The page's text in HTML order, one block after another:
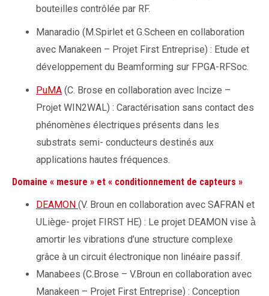
bouteilles contrôlée par RF.
Manaradio (M.Spirlet et G.Scheen en collaboration
avec Manakeen – Projet First Entreprise) : Etude et
développement du Beamforming sur FPGA-RFSoc.
PuMA (C. Brose en collaboration avec Incize –
Projet WIN2WAL) : Caractérisation sans contact des
phénomènes électriques présents dans les
substrats semi- conducteurs destinés aux
applications hautes fréquences.
Domaine « mesure » et « conditionnement de capteurs »
DEAMON (V. Broun en collaboration avec SAFRAN et
ULiège- projet FIRST HE) : Le projet DEAMON vise à̀
amortir les vibrations d’une structure complexe
grâce à un circuit électronique non linéaire passif.
Manabees (C.Brose – V.Broun en collaboration avec
Manakeen – Projet First Entreprise) : Conception